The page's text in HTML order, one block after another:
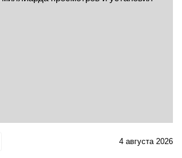
4 августа 2026